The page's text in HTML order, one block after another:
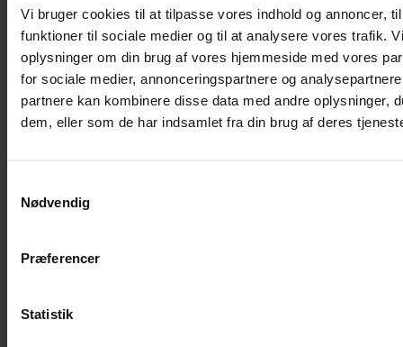
Vi bruger cookies til at tilpasse vores indhold og annoncer,
funktioner til sociale medier og til at analysere vores trafik.
oplysninger om din brug af vores hjemmeside med vores
for sociale medier, annonceringspartnere og
partnere kan kombinere disse data med andre oplysninger,
dem, eller som de har indsamlet fra din brug af deres
Nødvendig
Præferencer
Statistik
Etbrilleetui til beskyttelse af briller, der ligner en retro
controller
Enbrillecharm, med en dinosaur til at pynte brillen.
Samlet værdi: 368 kr.
Vægt 250 g